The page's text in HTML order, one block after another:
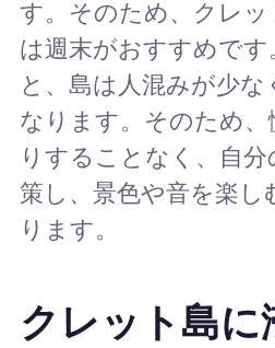
す。そのため、クレ
は週末がおすすめです
と、島は人混みが少
なります。そのため、
りすることなく、自
策し、景色や音を楽し
ります。
クレット島に